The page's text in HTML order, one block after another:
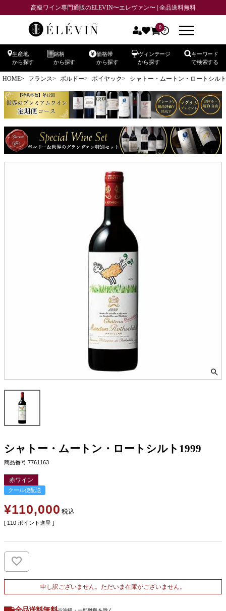
高級ワイン専門通販のELEVIN〜エレヴァン〜 | 全品送料無料
0
生産地
から探す
銘柄
から探す
価格帯
から探す
ヴィンテージ
から探す
キーワード
で検索する
HOME フランス ボルドー ポイヤック シャトー・ムートン・ロートシル
シャトー・ムートン・ロートシルト1999
商品番号 7761163
赤ワイン
クール便配送
¥110,000 税込
[ 110 ポイント進呈 ]
申し訳ございません。ただいま在庫がございません。